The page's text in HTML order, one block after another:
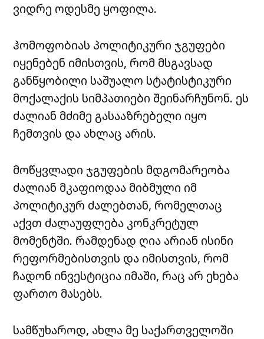
ვიდრე ოდესმე ყოფილა.
ჰომოფობიას პოლიტიკური ჯგუფები
იყენებენ იმისთვის, რომ მსგავსად
განწყობილი საშუალო სტატისტიკური
მოქალაქის სიმპათიები შეინარჩუნონ. ეს
ძალიან მძიმე გასააზრებელი იყო
ჩემთვის და ახლაც არის.
მოწყვლადი ჯგუფების მდგომარეობა
ძალიან მკაფიოდაა მიბმული იმ
პოლიტიკურ ძალებთან, რომელთაც
აქვთ ძალაუფლება კონკრეტულ
მომენტში. რამდენად ღია არიან ისინი
რეფორმებისთვის და იმისთვის, რომ
ჩადონ ინვესტიცია იმაში, რაც არ ეხება
ფართო მასებს.
სამწუხაროდ, ახლა მე საქართველოში